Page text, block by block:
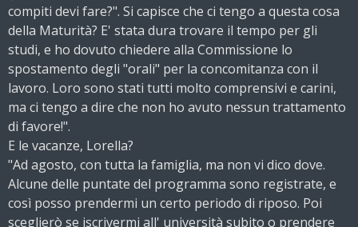
compiti devi fare?". Si capisce che ci tengo a questa cosa
della Maturità? E' stata dura trovare il tempo per gli
studi, e ho dovuto chiedere alla Commissione lo
spostamento degli "orali" per la concomitanza con il
lavoro. Loro sono stati tutti molto comprensivi e carini,
ma ci tengo a dire che non ho avuto nessun trattamento
di favore!".
E le vacanze, Lorella?
"Ad agosto, con tutta la famiglia, ma non vi dico dove.
Alcune delle puntate del programma sono registrate, e
così posso prendermi un certo periodo di riposo. Poi
sceglierò se iscrivermi all' università subito o prendere